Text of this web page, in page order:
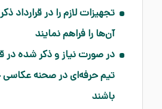
تجهیزات لازم را در قرارداد
آن‌ها را فراهم نمایند
در صورت نیاز و ذکر شده در
تیم حرفه‌ای در صحنه
باشند